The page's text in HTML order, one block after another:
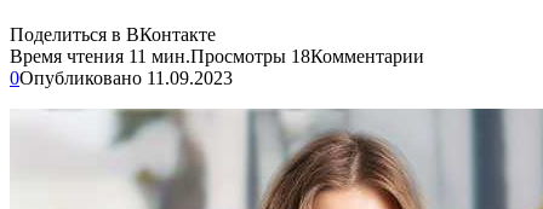
Поделиться в ВКонтакте
Время чтения 11 мин.Просмотры 18Комментарии
0Опубликовано 11.09.2023